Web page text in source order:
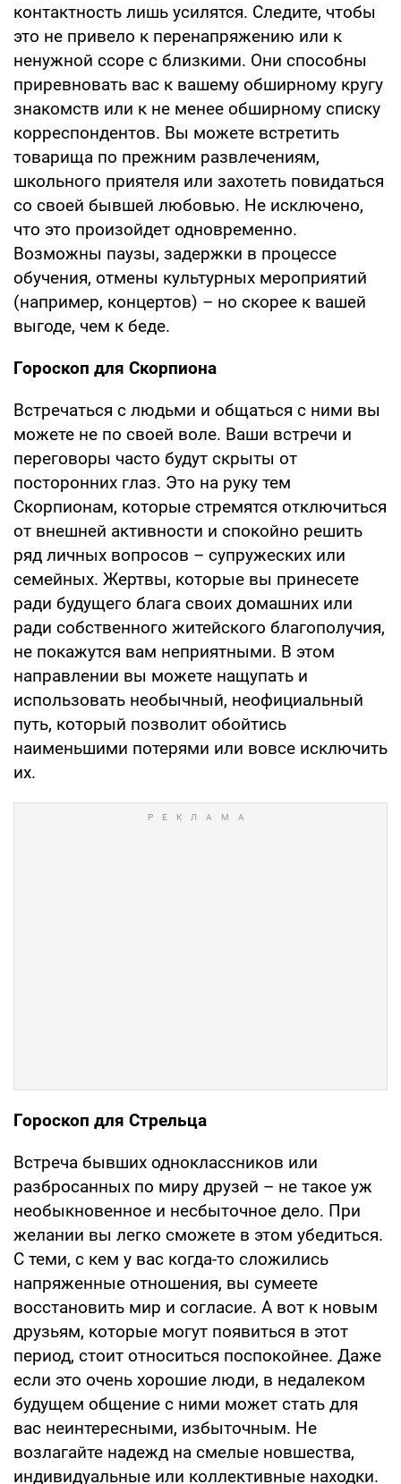
контактность лишь усилятся. Следите, чтобы
это не привело к перенапряжению или к
ненужной ссоре с близкими. Они способны
приревновать вас к вашему обширному кругу
знакомств или к не менее обширному списку
корреспондентов. Вы можете встретить
товарища по прежним развлечениям,
школьного приятеля или захотеть повидаться
со своей бывшей любовью. Не исключено,
что это произойдет одновременно.
Возможны паузы, задержки в процессе
обучения, отмены культурных мероприятий
(например, концертов) – но скорее к вашей
выгоде, чем к беде.
Гороскоп для Скорпиона
Встречаться с людьми и общаться с ними вы
можете не по своей воле. Ваши встречи и
переговоры часто будут скрыты от
посторонних глаз. Это на руку тем
Скорпионам, которые стремятся отключиться
от внешней активности и спокойно решить
ряд личных вопросов – супружеских или
семейных. Жертвы, которые вы принесете
ради будущего блага своих домашних или
ради собственного житейского благополучия,
не покажутся вам неприятными. В этом
направлении вы можете нащупать и
использовать необычный, неофициальный
путь, который позволит обойтись
наименьшими потерями или вовсе исключить
их.
Гороскоп для Стрельца
Встреча бывших одноклассников или
разбросанных по миру друзей – не такое уж
необыкновенное и несбыточное дело. При
желании вы легко сможете в этом убедиться.
С теми, с кем у вас когда-то сложились
напряженные отношения, вы сумеете
восстановить мир и согласие. А вот к новым
друзьям, которые могут появиться в этот
период, стоит относиться поспокойнее. Даже
если это очень хорошие люди, в недалеком
будущем общение с ними может стать для
вас неинтересными, избыточным. Не
возлагайте надежд на смелые новшества,
индивидуальные или коллективные находки.